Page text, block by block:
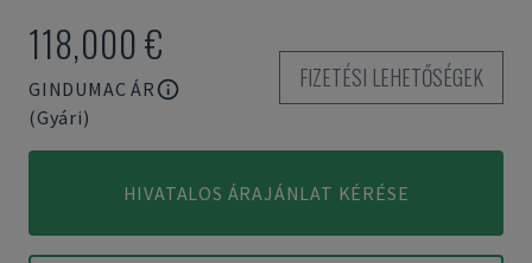
118,000 €
GINDUMAC ÁR
(Gyári)
FIZETÉSI LEHETŐSÉGEK
HIVATALOS ÁRAJÁNLAT KÉRÉSE